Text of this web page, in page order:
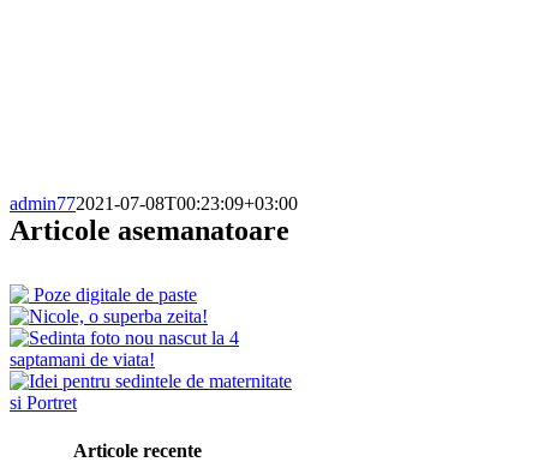
admin772021-07-08T00:23:09+03:00
Articole asemanatoare
Articole recente